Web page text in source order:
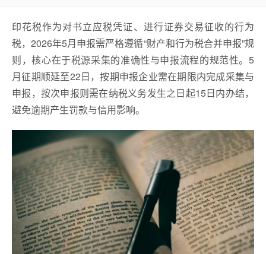
印花税作为对书立应税凭证、进行证券交易征收的行为
税，2026年5月申报需严格遵循“财产和行为税合并申报”规
则，核心在于税源采集的准确性与申报流程的规范性。5
月征期顺延至22日，按期申报企业需在期限内完成采集与
申报，按次申报则需在纳税义务发生之日起15日内办结，
避免逾期产生罚款与信用影响。